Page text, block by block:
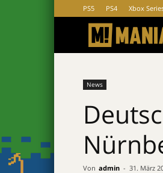
PS5 PS4 Xbox
News
Von admin - 31. März